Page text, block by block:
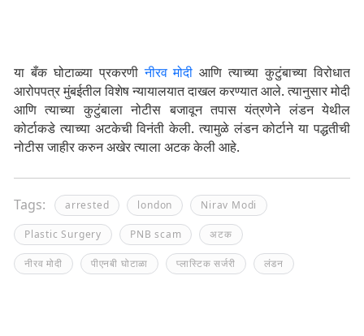
या बँक घोटाळ्या प्रकरणीनीरव मोदी आणि त्याच्या कुटुंबाच्या विरोधात
आरोपपत्र मुंबईतील विशेष न्यायालयात दाखल करण्यात आले. त्यानुसार मोदी
आणि त्याच्या कुटुंबाला नोटीस बजावून तपास यंत्रणेने लंडन येथील
कोर्टाकडे त्याच्या अटकेची विनंती केली. त्यामुळे लंडन कोर्टाने या पद्धतीची
नोटीस जाहीर करुन अखेर त्याला अटक केली आहे.
Tags: arrested london Nirav Modi
Plastic Surgery PNB scam अटक
नीरव मोदी पीएनबी घोटाळा प्लास्टिक सर्जरी लंडन